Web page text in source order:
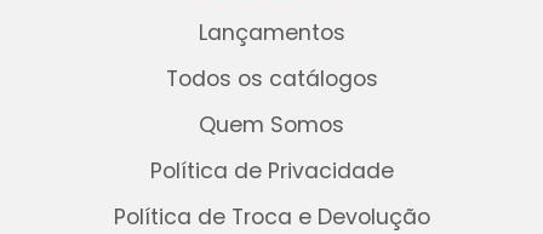
Lançamentos
Todos os catálogos
Quem Somos
Política de Privacidade
Política de Troca e Devolução